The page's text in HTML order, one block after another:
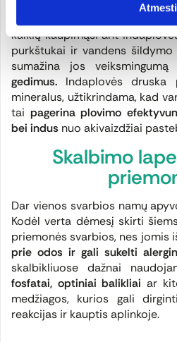
Atmesti
ir užkirstas kelias
kalkių kaupimąsi ant
purkštukai ir vandens
sumažina jos
gedimus. Indaplovės druska
mineralus, užtikrindama, kad
tai pagerina plovimo
bei indus nuo akivaizdžiai
Skalbimo
Dar vienos svarbios namų
Kodėl verta dėmesį skirti
priemonės svarbios, nes jomis
prie odos ir gali sukelti
skalbikliuose dažnai
fosfatai, optiniai balikliai ar
medžiagos, kurios gali
reakcijas ir kauptis aplinkoje.